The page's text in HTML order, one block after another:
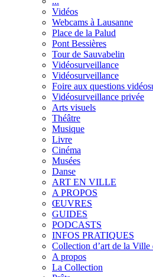
Vidéos
Webcams à Lausanne
Place de la Palud
Pont Bessières
Tour de Sauvabelin
Vidéosurveillance
Vidéosurveillance
Foire aux questions
Vidéosurveillance privée
Arts visuels
Théâtre
Musique
Livre
Cinéma
Musées
Danse
ART EN VILLE
A PROPOS
ŒUVRES
GUIDES
PODCASTS
INFOS PRATIQUES
Collection d’art de la Ville
A propos
La Collection